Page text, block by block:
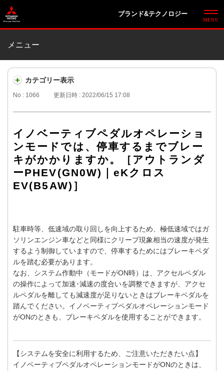
ブランド&テクノロジー
メニュー
カテゴリー表示
No : 1066 更新日時 : 2022/06/15 17:08
イノベーティブペダルオペレーショ
ンモードでは、停車するまでブレー
キがかかりますか。［アウトランダ
ーPHEV(GN0W)｜eKクロス
EV(B5AW)］
駐車時等、低速域の取り回しを向上するため、極低速域ではガ
ソリンエンジン車などと同様にクリープ現象相当の速度が発生
するよう制御していますので、停車するためにはブレーキペダ
ルを踏む必要があります。
なお、システム作動中（モードがON時）は、アクセルペダル
の操作によって加速･減速の度合いを調整できますが、アクセ
ルペダルを離しても減速度が足りないときはブレーキペダルを
踏んでください。イノベーティブペダルオペレーションモード
がONのときも、ブレーキペダルを使用することができます。
【システムを安全に利用するため、ご注意いただきたい点】
イノベーティブペダルオペレーションモードがONのときは、